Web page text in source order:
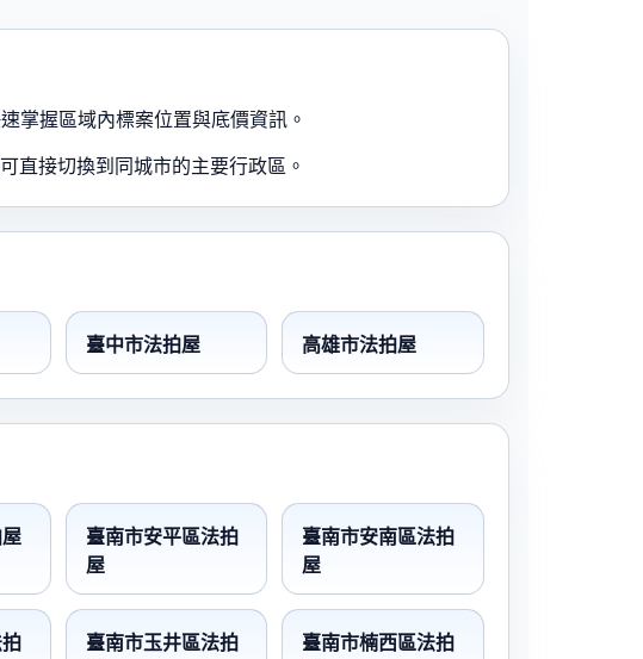
掌握區域內標案位置與底價資訊。
直接切換到同城市的主要行政區。
臺中市法拍屋 高雄市法拍屋
臺南市安平區法拍
屋
臺南市安南區法拍
屋
臺南市玉井區法拍
臺南市楠西區法拍